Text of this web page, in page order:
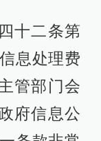
十二条第
息处理费
管部门会
府信息公